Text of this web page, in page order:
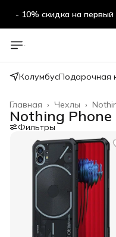
- 10% скидка на
КолумбусПодарочная
Чехлы ›
Главная ›
Nothing Phone
Фильтры